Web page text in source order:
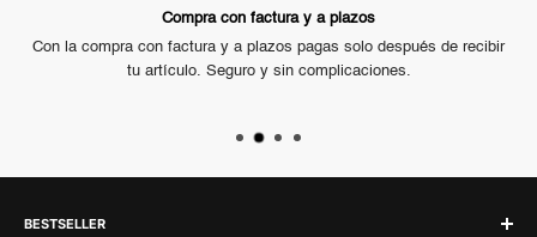
Compra con factura y a plazos
Con la compra con factura y a plazos pagas solo después de recibir
tu artículo. Seguro y sin complicaciones.
BESTSELLER